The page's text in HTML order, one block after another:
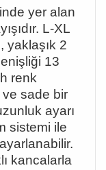
yer alan
L-XL
yaklaşık 2
13
renk
sade bir
ayarı
sistemi ile
kancalarla